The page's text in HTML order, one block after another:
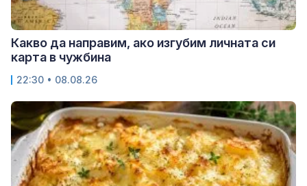
Какво да направим, ако изгубим личната си
карта в чужбина
22:30 • 08.08.26